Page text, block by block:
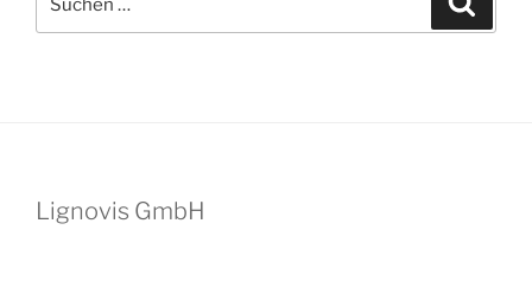
nach:
Lignovis GmbH